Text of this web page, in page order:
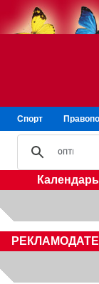
Спорт
Календарь